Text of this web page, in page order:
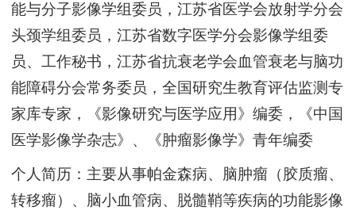
能与分子影像学组委员 ，江苏省医学会放射学分会
头颈学组委员 ，江苏省数字医学分会影像学组委
员、工作秘书 ，江苏省抗衰老学会血管衰老与脑功
能障碍分会常务委员 ，全国研究生教育评估监测专
家库专家 ， 《影像研究与医学应用》编委 ，
《中国
医学影像学杂志》 、《肿瘤影像学》青年编委
个人简历：主要从事帕金森病、脑肿瘤（胶质瘤、
转移瘤）、脑小血管病、脱髓鞘等疾病的功能影像